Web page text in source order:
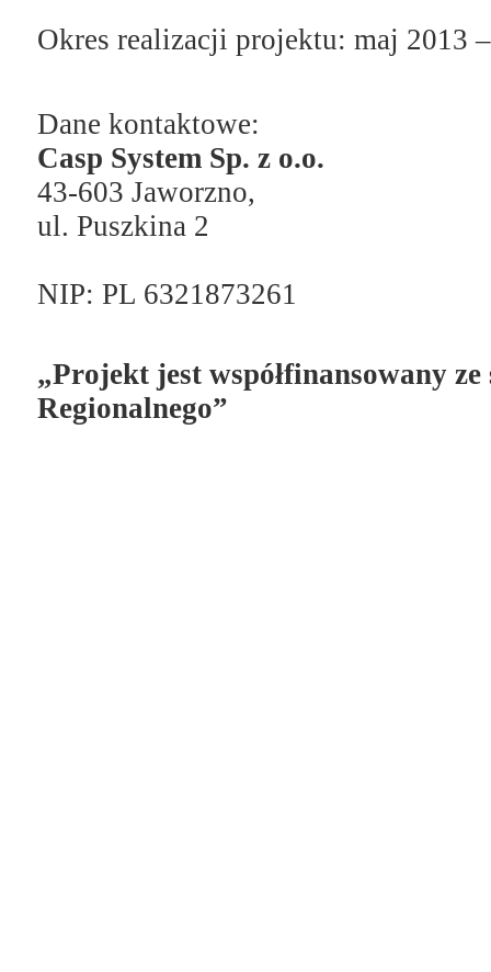
Okres realizacji projektu: maj 2013
Dane kontaktowe:
Casp System Sp. z o.o.
43-603 Jaworzno,
ul. Puszkina 2
NIP: PL 6321873261
„Projekt jest współfinansowany
Regionalnego”